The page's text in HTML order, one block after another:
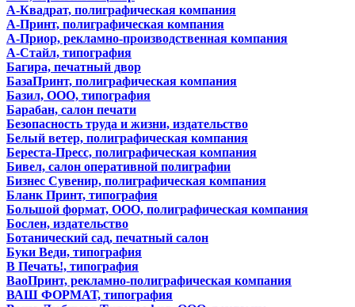
А-Квадрат, полиграфическая компания
А-Принт, полиграфическая компания
А-Приор, рекламно-производственная компания
А-Стайл, типография
Багира, печатный двор
БазаПринт, полиграфическая компания
Базил, ООО, типография
Барабан, салон печати
Безопасность труда и жизни, издательство
Белый ветер, полиграфическая компания
Береста-Пресс, полиграфическая компания
Бивел, салон оперативной полиграфии
Бизнес Сувенир, полиграфическая компания
Бланк Принт, типография
Большой формат, ООО, полиграфическая компания
Бослен, издательство
Ботанический сад, печатный салон
Буки Веди, типография
В Печать!, типография
ВаоПринт, рекламно-полиграфическая компания
ВАШ ФОРМАТ, типография